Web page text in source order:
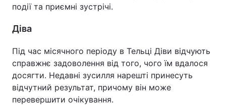
події та приємні зустрічі.
Діва
Під час місячного періоду в Тельці Діви відчують
справжнє задоволення від того, чого їм вдалося
досягти. Недавні зусилля нарешті принесуть
відчутний результат, причому він може
перевершити очікування.